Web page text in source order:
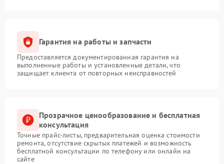
Гарантия на работы и запчасти
Предоставляется документированная гарантия на
выполненные работы и установленные детали, что
защищает клиента от повторных неисправностей
Прозрачное ценообразование и бесплатная
консультация
Точные прайс-листы, предварительная оценка стоимости
ремонта, отсутствие скрытых платежей и возможность
бесплатной консультации по телефону или онлайн на
сайте